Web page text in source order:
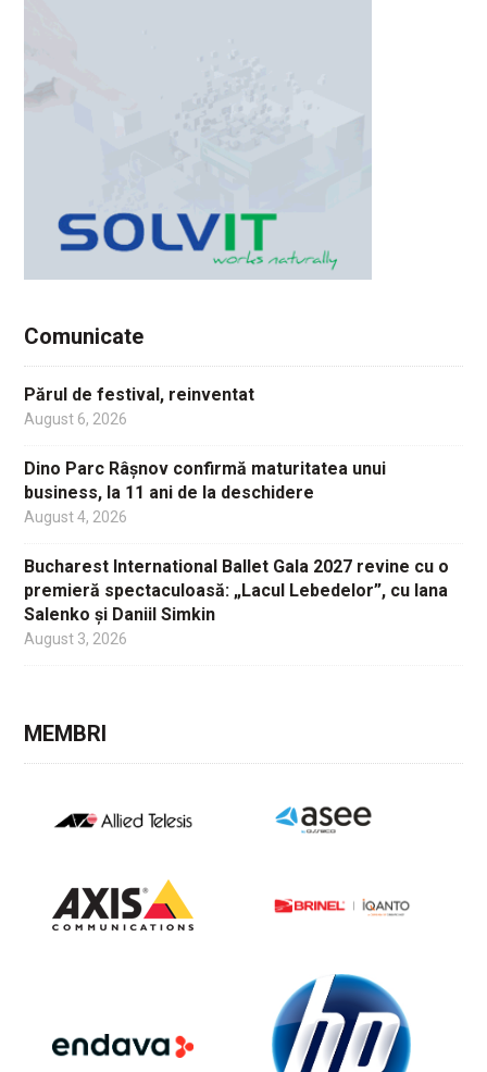
Comunicate
Părul de festival, reinventat
August 6, 2026
Dino Parc Râșnov confirmă maturitatea unui
business, la 11 ani de la deschidere
August 4, 2026
Bucharest International Ballet Gala 2027 revine cu o
premieră spectaculoasă: „Lacul Lebedelor”, cu Iana
Salenko și Daniil Simkin
August 3, 2026
MEMBRI